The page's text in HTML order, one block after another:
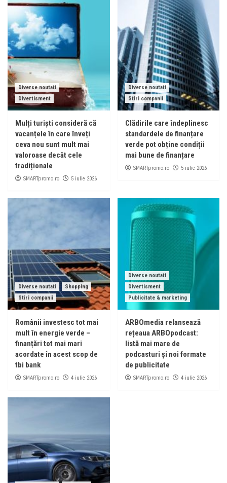
Diverse noutati
Divertisment
Mulți turiști consideră că
vacanțele în care înveți
ceva nou sunt mult mai
valoroase decât cele
tradiționale
SMARTpromo.ro 5 iulie 2026
Diverse noutati
Stiri companii
Clădirile care îndeplinesc
standardele de finanțare
verde pot obține condiții
mai bune de finanțare
SMARTpromo.ro 5 iulie 2026
Diverse noutati
Shopping
Stiri companii
Românii investesc tot mai
mult în energie verde –
finanțări tot mai mari
acordate în acest scop de
tbi bank
SMARTpromo.ro 4 iulie 2026
Diverse noutati
Divertisment
Publicitate & marketing
ARBOmedia relansează
rețeaua ARBOpodcast:
listă mai mare de
podcasturi și noi formate
de publicitate
SMARTpromo.ro 4 iulie 2026